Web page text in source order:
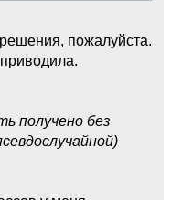
пожалуйста.
получено без